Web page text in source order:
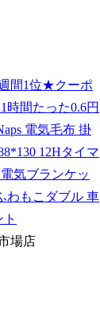
間1位★クーポ
時間たった0.6円
電気毛布 掛
12Hタイマ
気ブランケッ
わもこダブル 車
場店